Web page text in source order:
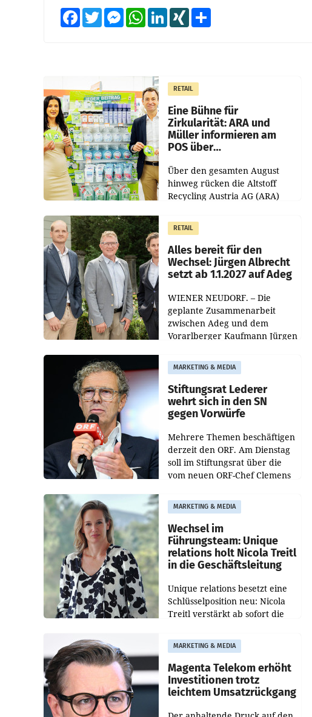
FacebookTwitter MessengerWhatsAppLinkedInXING
RETAIL
Eine Bühne für
Zirkularität: ARA und
Müller informieren am
POS über
Über den gesamten August
hinweg rücken die Altstoff
Recycling Austria AG (ARA)
Müller die Initiative „Kreislauf-
Helden“ in allen
österreichischen Müller-Filialen
RETAIL
Alles bereit für den
Wechsel: Jürgen Albrecht
setzt ab 1.1.2027 auf Adeg
WIENER NEUDORF. – Die
geplante Zusammenarbeit
zwischen Adeg und dem
Vorarlberger Kaufmann Jürgen
freigegeben: Die
Bundeswettbewerbsbehörde
und der Bundeskartellanwalt
MARKETING & MEDIA
Stiftungsrat Lederer
wehrt sich in den SN
gegen Vorwürfe
Mehrere Themen beschäftigen
derzeit den ORF. Am Dienstag
soll im Stiftungsrat über die
vom neuen ORF-Chef Clemens
Besetzungen für die
Direktionen abgestimmt
werden.
MARKETING & MEDIA
Wechsel im
Führungsteam: Unique
relations holt Nicola Treitl
in die Geschäftsleitung
Unique relations besetzt eine
Schlüsselposition neu: Nicola
Treitl verstärkt ab sofort die
PR-Agentur an der Seite von
Josef Kalina und Anna Kalina-
Mahr.
MARKETING & MEDIA
Magenta Telekom erhöht
Investitionen trotz
leichtem Umsatzrückgang